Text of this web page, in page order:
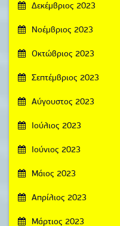
Δεκέμβριος 2023
Νοέμβριος 2023
Οκτώβριος 2023
Σεπτέμβριος 2023
Αύγουστος 2023
Ιούλιος 2023
Ιούνιος 2023
Μάιος 2023
Απρίλιος 2023
Μάρτιος 2023